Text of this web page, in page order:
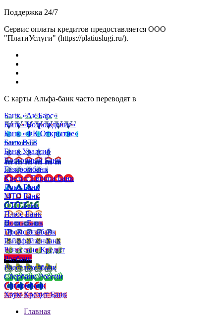
Поддержка 24/7
Сервис оплаты кредитов предоставляется ООО
"ПлатиУслуги" (https://platiuslugi.ru/).
С карты Альфа-банк часто переводят в
Банк «Ак Барс»
Банк «Возрождение»
Банк «ФК Открытие»
Банк ВТБ
Банк Уралсиб
Восточный Банк
Газпромбанк
Кредит Европа Банк
Локо-Банк
МТС Банк
ОТП Банк
Плюс Банк
Почта Банк
Промсвязьбанк
Райффайзенбанк
Ренессанс Кредит
Росбанк
Россельхозбанк
Сбербанк России
Совкомбанк
Хоум Кредит Банк
Главная